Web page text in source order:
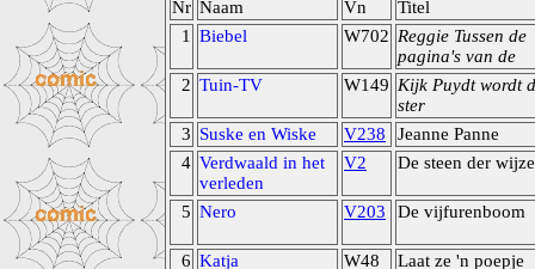
Nr Naam Vn
Titel
1
Biebel W702 Reggie Tussen de
pagina's van de
2 Tuin-TV W149 Kijk Puydt wordt
ster
3 Suske en Wiske V238
Jeanne Panne
4 Verdwaald in het
verleden
V2 De steen der
5 Nero V203 De vijfurenboom
6 Katja W48 Laat ze 'n poepje